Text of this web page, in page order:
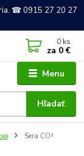
☎ 0915 27 20 27
Menu
Hľadať
0 ks
za 0 €
Sera CO²